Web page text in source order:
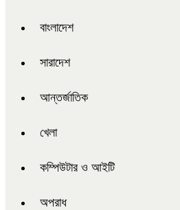
বাংলাদেশ
সারাদেশ
আন্তর্জাতিক
খেলা
কম্পিউটার ও আইটি
অপরাধ